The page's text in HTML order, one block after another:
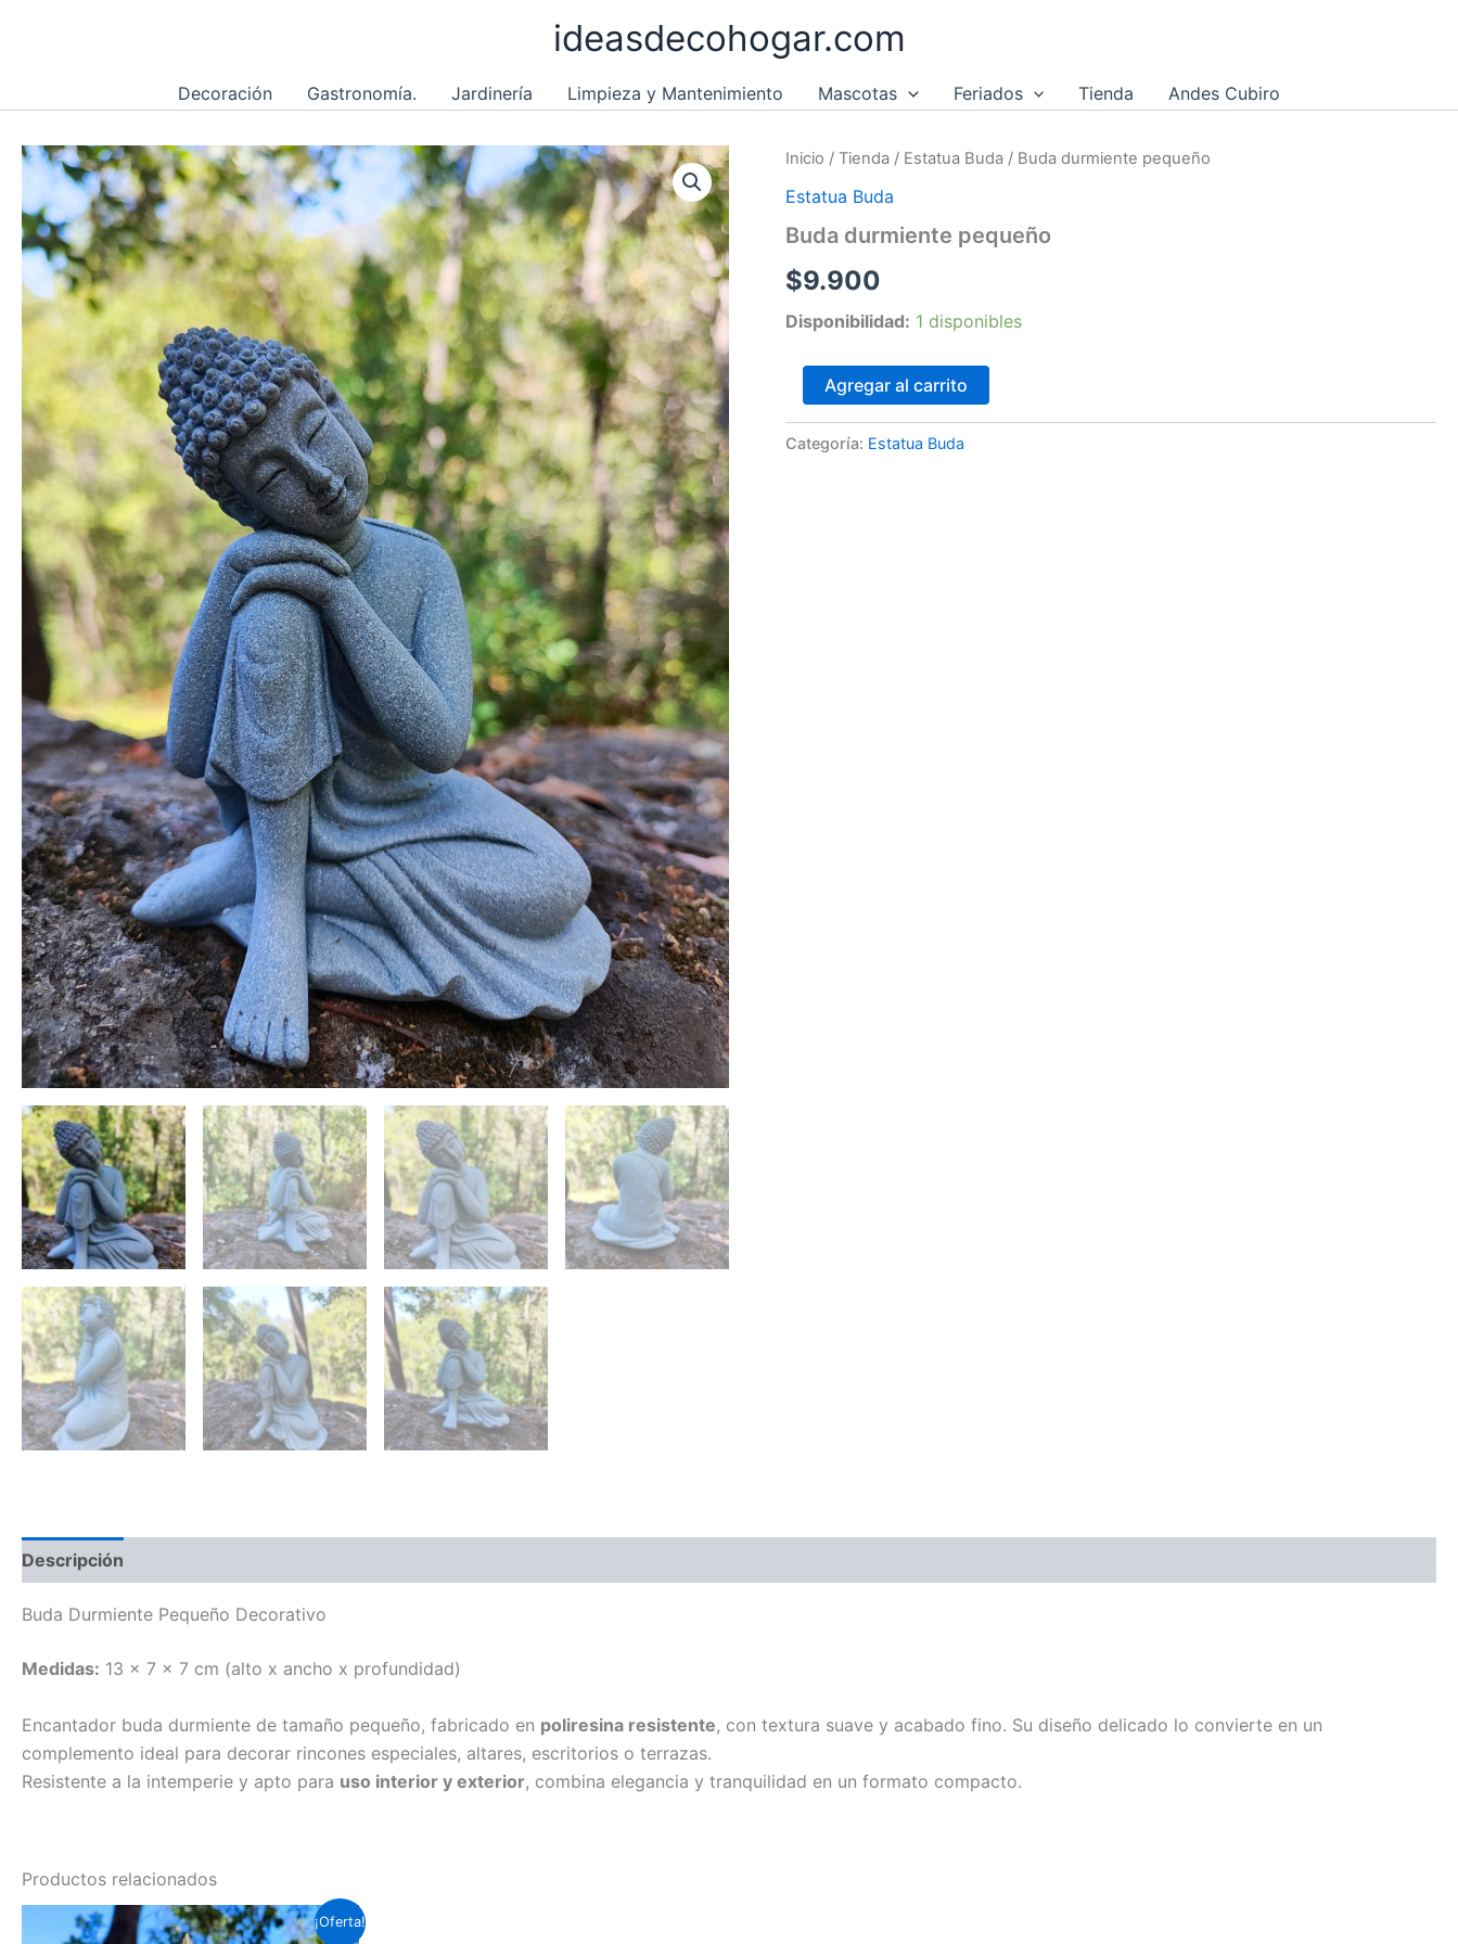
ideasdecohogar.com
Decoración Gastronomía. Jardinería Limpieza y Mantenimiento Mascotas Feriados Tienda Andes Cubiro
Inicio /Tienda / Estatua Buda / Buda durmiente pequeño
Estatua Buda
Buda durmiente pequeño
$9.900
Disponibilidad: 1 disponibles
Buda
pequeño
Agregar al carrito
Categoría: Estatua Buda
Descripción
Buda Durmiente Pequeño Decorativo
Medidas: 13 x 7 x 7 cm (alto x ancho x profundidad)
Encantador buda durmiente de tamaño pequeño, fabricado en poliresina resistente, con textura suave y acabado fino. Su diseño delicado lo convierte en un
complemento ideal para decorar rincones especiales, altares, escritorios o terrazas.
Resistente a la intemperie y apto para uso interior y exterior, combina elegancia y tranquilidad en un formato compacto.
Productos relacionados
¡Oferta!
El
precio
El
precio